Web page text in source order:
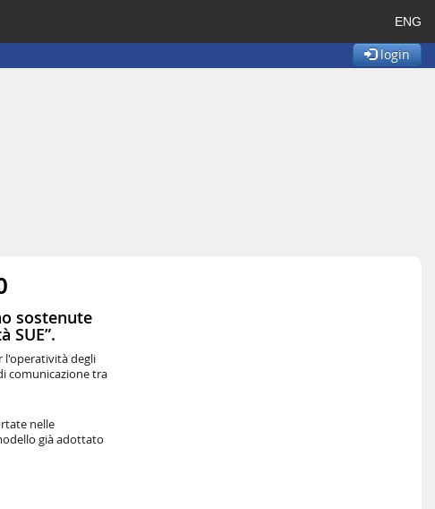
ENG
login
sostenute
SUE”.
l'operatività degli
comunicazione tra
nelle
già adottato